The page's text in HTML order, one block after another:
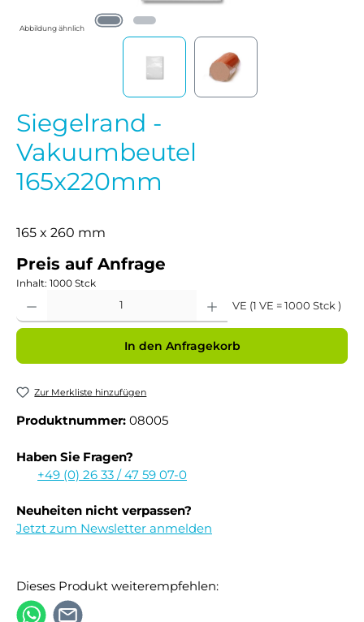
Abbildung ähnlich
Siegelrand -
Vakuumbeutel
165x220mm
165 x 260 mm
Preis auf Anfrage
Inhalt: 1000 Stck
VE (1 VE = 1000 Stck )
In den Anfragekorb
Zur Merkliste hinzufügen
Produktnummer: 08005
Haben Sie Fragen?
+49 (0) 26 33 / 47 59 07-0
Neuheiten nicht verpassen?
Jetzt zum Newsletter anmelden
Dieses Produkt weiterempfehlen: